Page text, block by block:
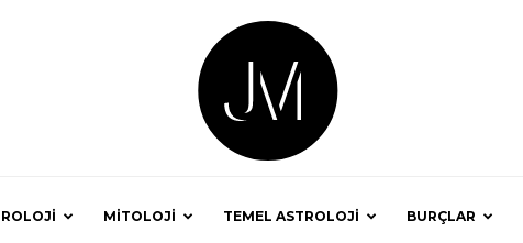
MİTOLOJİ TEMEL ASTROLOJİ BURÇLAR